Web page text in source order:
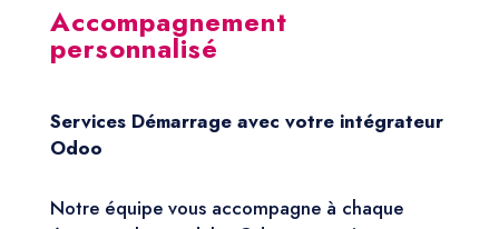
Accompagnement
personnalisé
Services Démarrage avec votre intégrateur
Odoo
Notre équipe vous accompagne à chaque